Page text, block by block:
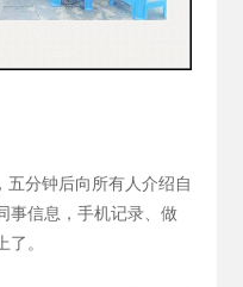
五分钟后向所有人介绍自
事信息，手机记录、做
。